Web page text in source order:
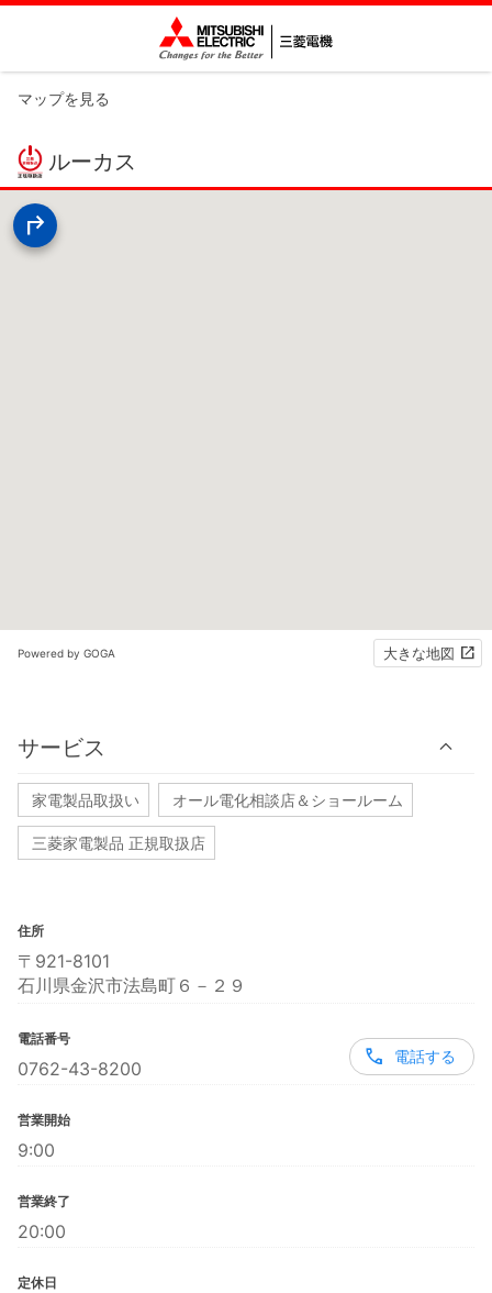
マップを見る
ルーカス
Powered by GOGA 大きな地図
サービス
家電製品取扱い オール電化相談店＆ショールーム
三菱家電製品 正規取扱店
住所
〒921-8101
石川県金沢市法島町６－２９
電話番号
0762-43-8200
電話する
営業開始
9:00
営業終了
20:00
定休日